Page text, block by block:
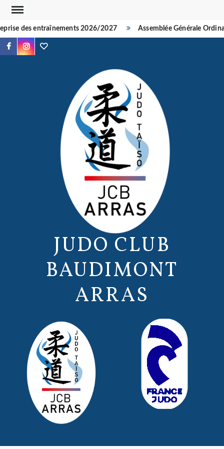
Skip
content
des entraînements 2026/2027 Assemblée Générale
FacebookInstagram
TikTok
JUDO CLUB
BAUDIMONT
ARRAS